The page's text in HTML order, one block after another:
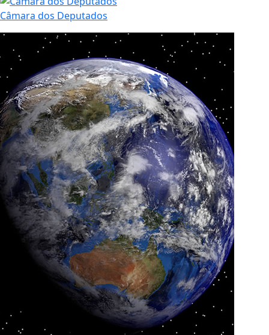
Câmara dos Deputados